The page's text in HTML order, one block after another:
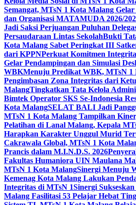
Semangat, MTsN 1 Kota Malang
dan Organisasi MATAMUDA 2026/
Jadi Saksi Perjuangan Puluhan
Persaudaraan Lintas SekolahBukti
Kota Malang Sabet Peringkat III
dari KPPNPerkuat Komitmen
Gelar Pendampingan dan Simulasi
WBKMenuju Predikat WBK, MTsN 1
Pengimbasan Zona Integritas dari
MalangTingkatkan Tata Kelola
Bimtek Operator SKS Se-Indonesia
Kota MalangSELAT BALI Jadi
MTsN 1 Kota Malang Tampilkan
Pelatihan di Lanal Malang, Kepala
Harapkan Karakter Unggul Murid
Cakrawala Global, MTsN 1 Kota
Prancis dalam M.I.N.D.S. 2026
Fakultas Humaniora UIN Maulana
MTsN 1 Kota MalangSinergi Menuju
Kemenag Kota Malang Lakukan
Integritas di MTsN 1Sinergi
Malang Fasilitasi 53 Pelajar Hebat